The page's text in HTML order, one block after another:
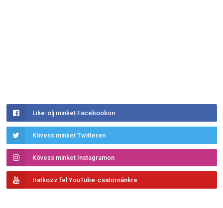
Like-olj minket Facebookon
Kövess minket Twitteren
Kövess minket Instagramon
Iratkozz fel YouTube-csatornánkra